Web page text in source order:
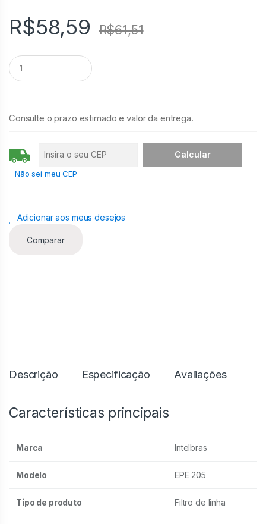
R$58,59 R$61,51
Q
u
a
i
d
e
Consulte o prazo estimado e valor da entrega.
Não sei meu CEP
Adicionar aos meus desejos
Comparar
Descrição Especificação Avaliações
Características principais
Marca Intelbras
Modelo EPE 205
Tipo de produto Filtro de linha